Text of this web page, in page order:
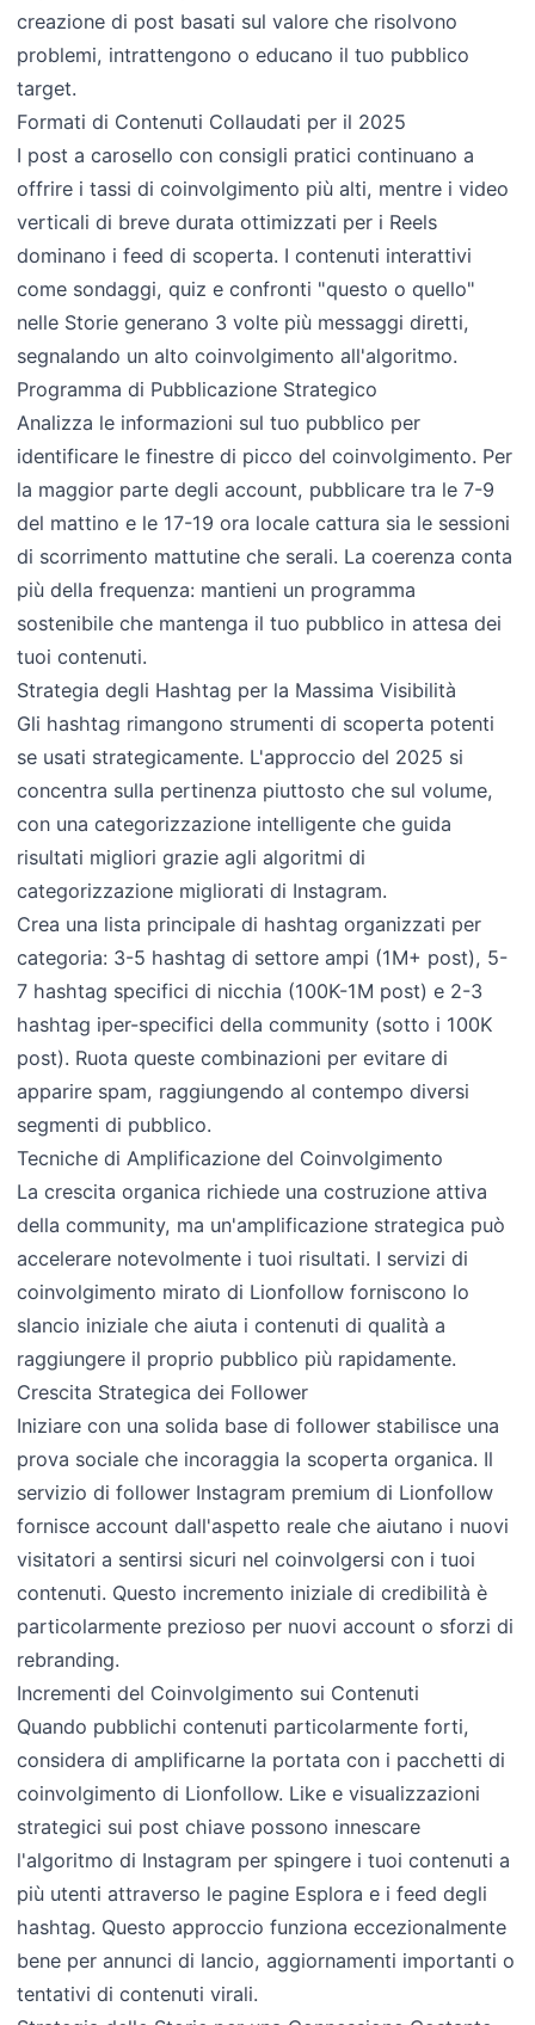
creazione di post basati sul valore che risolvono
problemi, intrattengono o educano il tuo pubblico
target.
Formati di Contenuti Collaudati per il 2025
I post a carosello con consigli pratici continuano a
offrire i tassi di coinvolgimento più alti, mentre i video
verticali di breve durata ottimizzati per i Reels
dominano i feed di scoperta. I contenuti interattivi
come sondaggi, quiz e confronti "questo o quello"
nelle Storie generano 3 volte più messaggi diretti,
segnalando un alto coinvolgimento all'algoritmo.
Programma di Pubblicazione Strategico
Analizza le informazioni sul tuo pubblico per
identificare le finestre di picco del coinvolgimento. Per
la maggior parte degli account, pubblicare tra le 7-9
del mattino e le 17-19 ora locale cattura sia le sessioni
di scorrimento mattutine che serali. La coerenza conta
più della frequenza: mantieni un programma
sostenibile che mantenga il tuo pubblico in attesa dei
tuoi contenuti.
Strategia degli Hashtag per la Massima Visibilità
Gli hashtag rimangono strumenti di scoperta potenti
se usati strategicamente. L'approccio del 2025 si
concentra sulla pertinenza piuttosto che sul volume,
con una categorizzazione intelligente che guida
risultati migliori grazie agli algoritmi di
categorizzazione migliorati di Instagram.
Crea una lista principale di hashtag organizzati per
categoria: 3-5 hashtag di settore ampi (1M+ post), 5-
7 hashtag specifici di nicchia (100K-1M post) e 2-3
hashtag iper-specifici della community (sotto i 100K
post). Ruota queste combinazioni per evitare di
apparire spam, raggiungendo al contempo diversi
segmenti di pubblico.
Tecniche di Amplificazione del Coinvolgimento
La crescita organica richiede una costruzione attiva
della community, ma un'amplificazione strategica può
accelerare notevolmente i tuoi risultati. I servizi di
coinvolgimento mirato di Lionfollow forniscono lo
slancio iniziale che aiuta i contenuti di qualità a
raggiungere il proprio pubblico più rapidamente.
Crescita Strategica dei Follower
Iniziare con una solida base di follower stabilisce una
prova sociale che incoraggia la scoperta organica. Il
servizio di follower Instagram premium di Lionfollow
fornisce account dall'aspetto reale che aiutano i nuovi
visitatori a sentirsi sicuri nel coinvolgersi con i tuoi
contenuti. Questo incremento iniziale di credibilità è
particolarmente prezioso per nuovi account o sforzi di
rebranding.
Incrementi del Coinvolgimento sui Contenuti
Quando pubblichi contenuti particolarmente forti,
considera di amplificarne la portata con i pacchetti di
coinvolgimento di Lionfollow. Like e visualizzazioni
strategici sui post chiave possono innescare
l'algoritmo di Instagram per spingere i tuoi contenuti a
più utenti attraverso le pagine Esplora e i feed degli
hashtag. Questo approccio funziona eccezionalmente
bene per annunci di lancio, aggiornamenti importanti o
tentativi di contenuti virali.